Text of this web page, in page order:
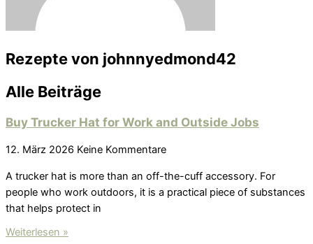
Rezepte von johnnyedmond42
Alle Beiträge
Buy Trucker Hat for Work and Outside Jobs
12. März 2026 Keine Kommentare
A trucker hat is more than an off-the-cuff accessory. For
people who work outdoors, it is a practical piece of substances
that helps protect in
Weiterlesen »